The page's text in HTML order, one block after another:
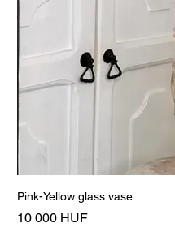
Pink-Yellow glass vase
Цена
10 000 HUF